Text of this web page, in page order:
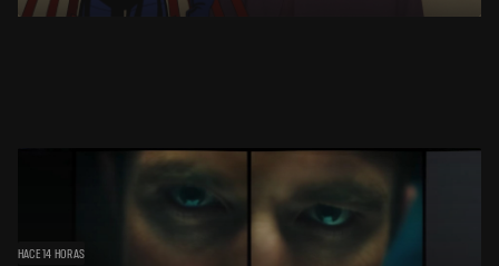
HACE 14 HORAS